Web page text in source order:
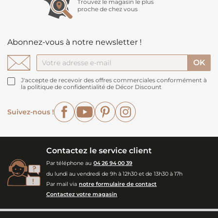
Trouvez le magasin le plus
proche de chez vous
Abonnez-vous à notre newsletter !
J'accepte de recevoir des offres commerciales conformément à
la politique de confidentialité de Décor Discount
Suivez-nous !
FacebookYouTubePinterest
Contactez le service client
Par téléphone au 04 26 94 00 39
du lundi au vendredi de 9h à 12h30 et de 13h30 à 17h
Par mail via notre formulaire de contact
Contactez votre magasin